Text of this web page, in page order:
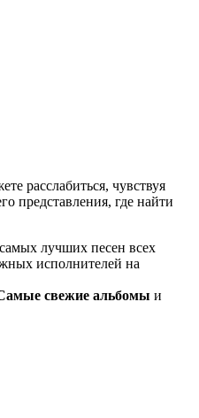
расслабиться, чувствуя
представления, где найти
лучших песен всех
исполнителей на
свежие альбомы и
ответственностью
перед загрузкой. Мы также